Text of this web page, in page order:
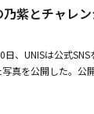
Weverse Shop
ブンネットショッ
本公式サイト・
た。私は普段、1
という経験ができ
みが出たと思いま
、どのようなイメ
緒に歌えるパート
K-POPらしい部分も
本のおすすめスポ
で構成し、楽曲の
リリースに留まら
」も披露する。
ョンにさらに拍車
影！コラボに期待
なるが、これまで
」と日本発の海外
とで行われる。■
は後日発表）最寄
／J-ROCKアーテ
（Korea room）■
紫とチャレ
、UNISは公式
真を公開した。公
全方向美少女」の